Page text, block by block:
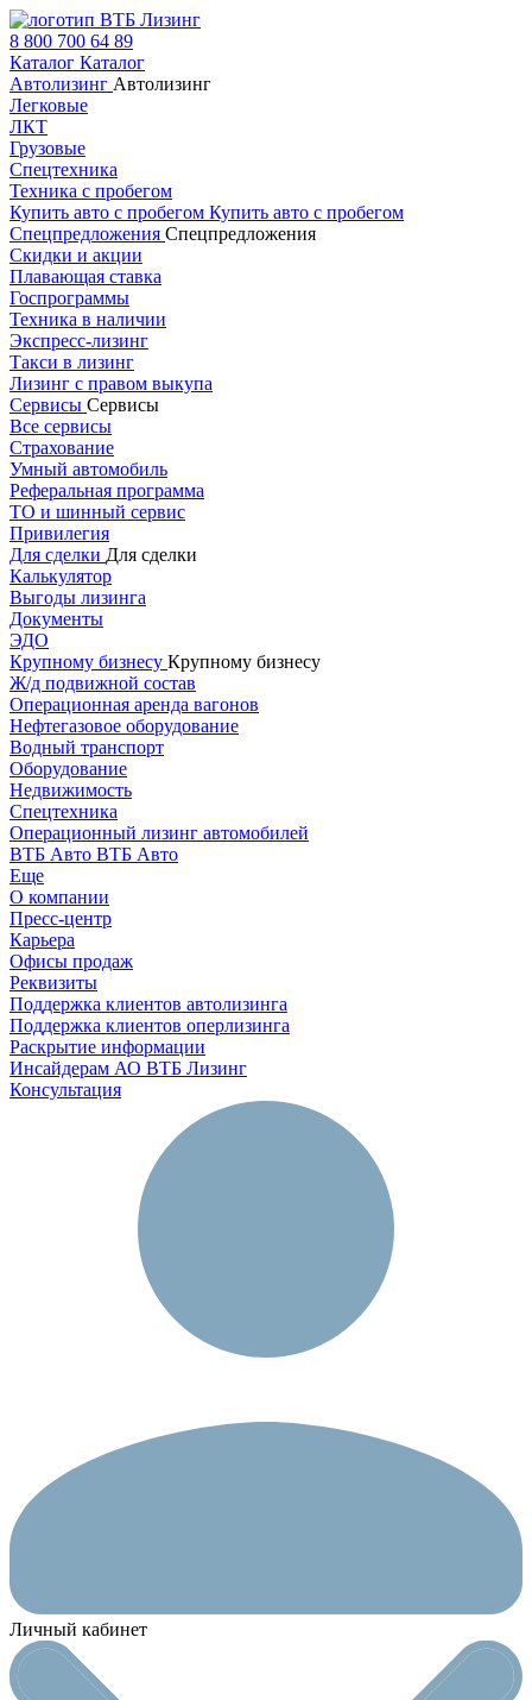
8 800 700 64 89
Каталог Каталог
Автолизинг Автолизинг
Легковые
ЛКТ
Грузовые
Спецтехника
Техника с пробегом
Купить авто с пробегом Купить авто с пробегом
Спецпредложения Спецпредложения
Скидки и акции
Плавающая ставка
Госпрограммы
Техника в наличии
Экспресс-лизинг
Такси в лизинг
Лизинг с правом выкупа
Сервисы Сервисы
Все сервисы
Страхование
Умный автомобиль
Реферальная программа
ТО и шинный сервис
Привилегия
Для сделки Для сделки
Калькулятор
Выгоды лизинга
Документы
ЭДО
Крупному бизнесу Крупному бизнесу
Ж/д подвижной состав
Операционная аренда вагонов
Нефтегазовое оборудование
Водный транспорт
Оборудование
Недвижимость
Спецтехника
Операционный лизинг автомобилей
ВТБ Авто ВТБ Авто
Еще
О компании
Пресс-центр
Карьера
Офисы продаж
Реквизиты
Поддержка клиентов автолизинга
Поддержка клиентов оперлизинга
Раскрытие информации
Инсайдерам АО ВТБ Лизинг
Консультация
Личный кабинет